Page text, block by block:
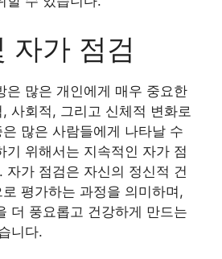
자가 점검
은 많은 개인에게 매우 중요한
사회적, 그리고 신체적 변화로
많은 사람들에게 나타날 수
기 위해서는 지속적인 자가 점
자가 점검은 자신의 정신적 건
평가하는 과정을 의미하며,
더 풍요롭고 건강하게 만드는
니다.